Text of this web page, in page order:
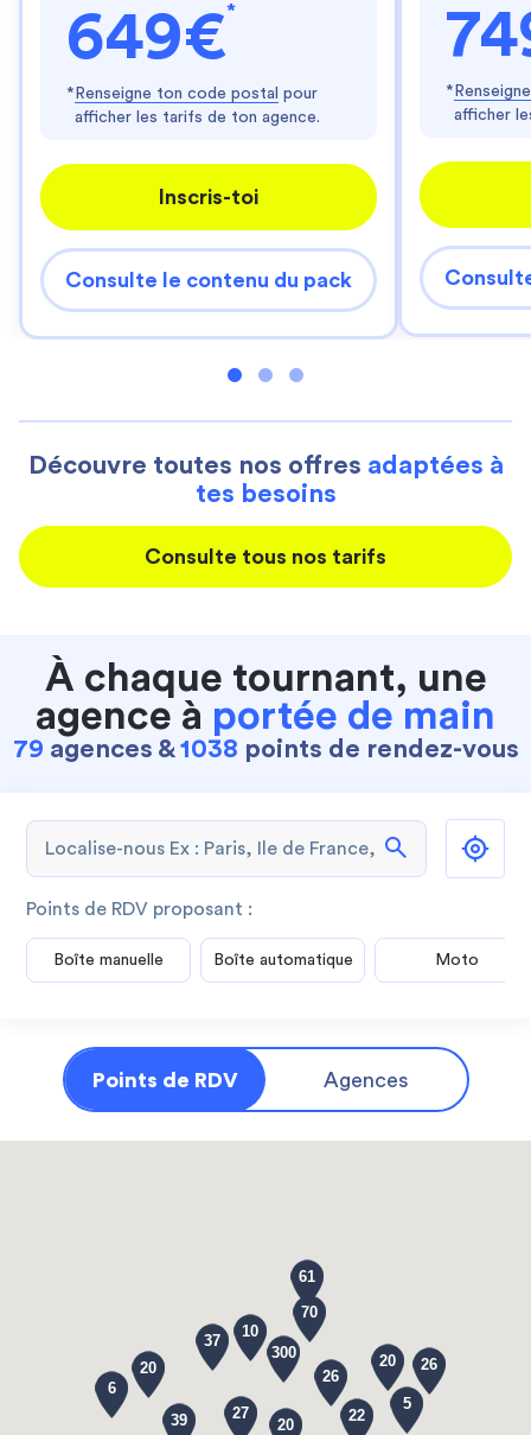
649€*
* Renseigne ton code postal pour
afficher les tarifs de ton agence.
Inscris-toi
Consulte le contenu du pack
*
afficher
Découvre toutes nos offres adaptées à
tes besoins
Consulte tous nos tarifs
À chaque tournant, une
agence à portée de main
79 agences &1038 points de rendez-vous
search
Points de RDV proposant :
Boîte manuelle Boîte automatique Moto
Points de RDV Agences
70
26
37
20
22
300
20
6
27
39
20
61
26
10
5